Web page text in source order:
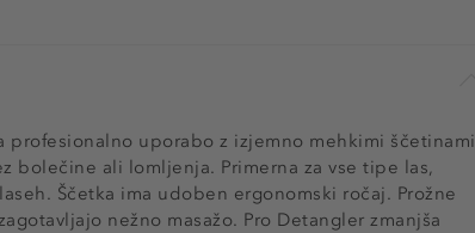
profesionalno uporabo z izjemno mehkimi ščetinami
bolečine ali lomljenja. Primerna za vse tipe las,
Ščetka ima udoben ergonomski ročaj. Prožne
nežno masažo. Pro Detangler zmanjša